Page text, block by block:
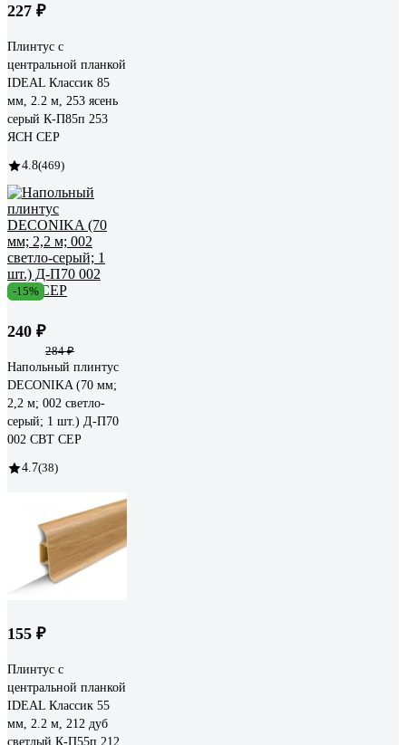
227 ₽
Плинтус с
центральной планкой
IDEAL Классик 85
мм, 2.2 м, 253 ясень
серый К-П85п 253
ЯСН СЕР
4.8(469)
-15%
240 ₽
284 ₽
Напольный плинтус
DECONIKA (70 мм;
2,2 м; 002 светло-
серый; 1 шт.) Д-П70
002 СВТ СЕР
4.7(38)
155 ₽
Плинтус с
центральной планкой
IDEAL Классик 55
мм, 2.2 м, 212 дуб
светлый К-П55п 212